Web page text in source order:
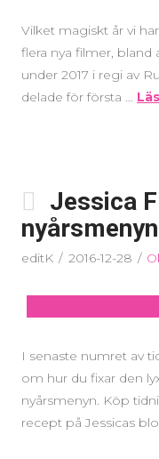
Vilket magiskt år vi
flera nya filmer, bland
under 2017 i regi av
delade för första …
Jessica
editK 2016-12-28
I senaste numret av
om hur du fixar den
nyårsmenyn. Köp
recept på Jessicas